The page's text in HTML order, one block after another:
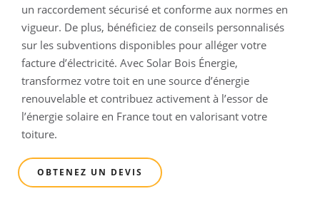
un raccordement sécurisé et conforme aux normes en
vigueur. De plus, bénéficiez de conseils personnalisés
sur les subventions disponibles pour alléger votre
facture d’électricité. Avec Solar Bois Énergie,
transformez votre toit en une source d’énergie
renouvelable et contribuez activement à l’essor de
l’énergie solaire en France tout en valorisant votre
toiture.
OBTENEZ UN DEVIS